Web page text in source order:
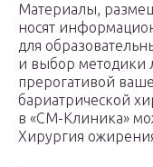
Материалы,
носят
для
и выбор методики
прерогативой
бариатрической
в «СМ-Клиника»
Хирургия